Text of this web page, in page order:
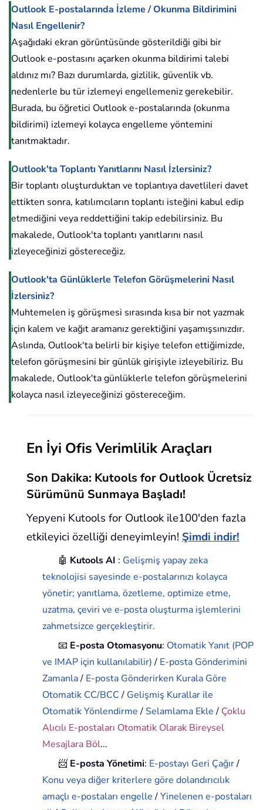
Outlook E-postalarında İzleme / Okunma Bildirimini
Nasıl Engellenir?
Aşağıdaki ekran görüntüsünde gösterildiği gibi bir
Outlook e-postasını açarken okunma bildirimi talebi
aldınız mı? Bazı durumlarda, gizlilik, güvenlik vb.
nedenlerle bu tür izlemeyi engellemeniz gerekebilir.
Burada, bu öğretici Outlook e-postalarında (okunma
bildirimi) izlemeyi kolayca engelleme yöntemini
tanıtmaktadır.
Outlook'ta Toplantı Yanıtlarını Nasıl İzlersiniz?
Bir toplantı oluşturduktan ve toplantıya davetlileri davet
ettikten sonra, katılımcıların toplantı isteğini kabul edip
etmediğini veya reddettiğini takip edebilirsiniz. Bu
makalede, Outlook'ta toplantı yanıtlarını nasıl
izleyeceğinizi göstereceğiz.
Outlook'ta Günlüklerle Telefon Görüşmelerini Nasıl
İzlersiniz?
Muhtemelen iş görüşmesi sırasında kısa bir not yazmak
için kalem ve kağıt aramanız gerektiğini yaşamışsınızdır.
Aslında, Outlook'ta belirli bir kişiye telefon ettiğimizde,
telefon görüşmesini bir günlük girişiyle izleyebiliriz. Bu
makalede, Outlook'ta günlüklerle telefon görüşmelerini
kolayca nasıl izleyeceğinizi göstereceğim.
En İyi Ofis Verimlilik Araçları
Son Dakika: Kutools for Outlook Ücretsiz
Sürümünü Sunmaya Başladı!
Yepyeni Kutools for Outlook ile100'den fazla
etkileyici özelliği deneyimleyin! Şimdi indir!
🤖 Kutools AI : Gelişmiş yapay zeka
teknolojisi sayesinde e-postalarınızı kolayca
yönetir; yanıtlama, özetleme, optimize etme,
uzatma, çeviri ve e-posta oluşturma işlemlerini
zahmetsizce gerçekleştirir.
📧 E-posta Otomasyonu: Otomatik Yanıt (POP
ve IMAP için kullanılabilir)/ E-posta Gönderimini
Zamanla/ E-posta Gönderirken Kurala Göre
Otomatik CC/BCC/ Gelişmiş Kurallar ile
Otomatik Yönlendirme/ Selamlama Ekle/ Çoklu
Alıcılı E-postaları Otomatik Olarak Bireysel
Mesajlara Böl...
📨 E-posta Yönetimi: E-postayı Geri Çağır/
Konu veya diğer kriterlere göre dolandırıcılık
amaçlı e-postaları engelle/Yinelenen e-postaları